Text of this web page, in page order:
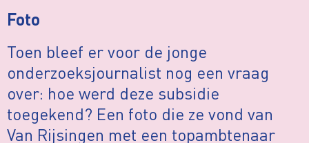
Foto
Toen bleef er voor de jonge
onderzoeksjournalist nog een vraag
over: hoe werd deze subsidie
toegekend? Een foto die ze vond van
Van Rijsingen met een topambtenaar